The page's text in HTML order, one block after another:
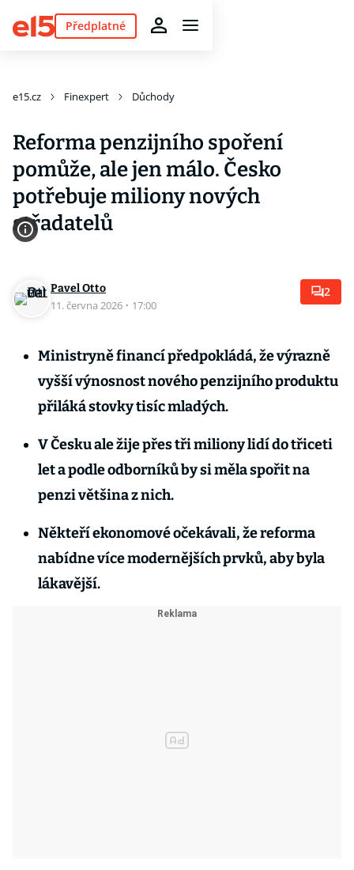
Předplatné
e15.cz Finexpert Důchody
Reforma penzijního spoření
pomůže, ale jen málo. Česko
potřebuje miliony nových
střadatelů
Pavel Otto
11. června 2026 · 17:00
2
Ministryně financí předpokládá, že výrazně
vyšší výnosnost nového penzijního produktu
přiláká stovky tisíc mladých.
V Česku ale žije přes tři miliony lidí do třiceti
let a podle odborníků by si měla spořit na
penzi většina z nich.
Někteří ekonomové očekávali, že reforma
nabídne více modernějších prvků, aby byla
lákavější.